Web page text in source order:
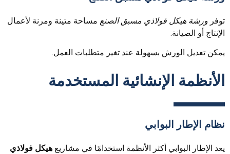
توفر ورشة هيكل فولاذي مسبق الصنع مساحة متينة ومرنة لأعمال
الإنتاج أو الصيانة.
يمكن تعديل الورش بسهولة عند تغير متطلبات العمل.
الأنظمة الإنشائية المستخدمة
نظام الإطار البوابي
يعد الإطار البوابي أكثر الأنظمة استخدامًا في مشاريع هيكل فولاذي